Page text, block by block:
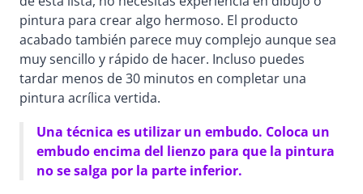
pintura para crear algo hermoso. El producto
acabado también parece muy complejo aunque sea
muy sencillo y rápido de hacer. Incluso puedes
tardar menos de 30 minutos en completar una
pintura acrílica vertida.
Una técnica es utilizar un embudo. Coloca un
embudo encima del lienzo para que la pintura
no se salga por la parte inferior.